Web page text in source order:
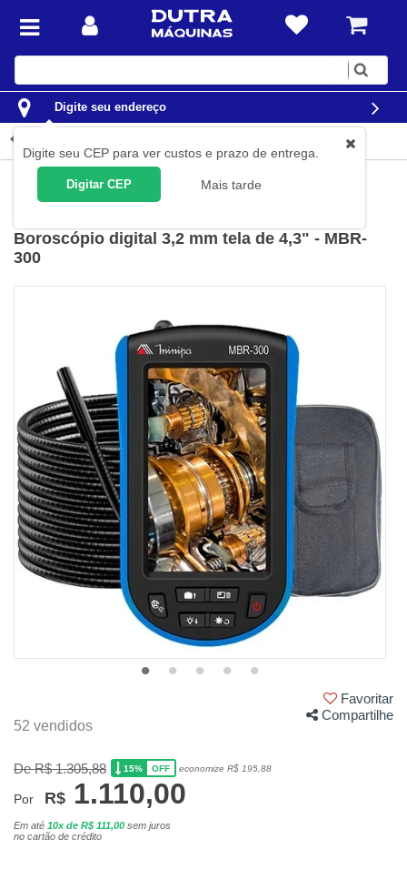
Digite
Digite seu endereço
Digite seu CEP para ver custos e prazo de entrega.
Digitar CEP Mais tarde
Instrumentos de Medição Aparelhos Detectores
Boroscópio digital 3,2 mm tela de 4,3" - MBR-
300
Favoritar
52 vendidos
Compartilhe
De R$ 1.305,88 15% OFF economize R$ 195,88
Por R$ 1.110,00
Em até 10x de R$ 111,00 sem juros
no cartão de crédito